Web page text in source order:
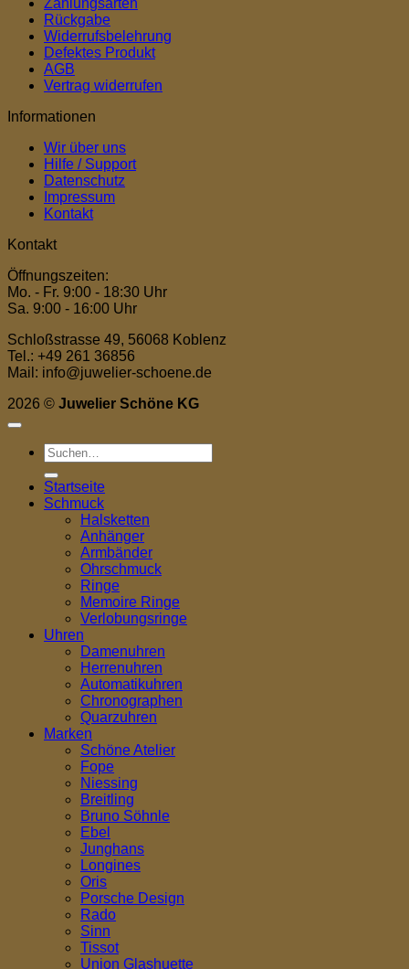
Zahlungsarten
Rückgabe
Widerrufsbelehrung
Defektes Produkt
AGB
Vertrag widerrufen
Informationen
Wir über uns
Hilfe / Support
Datenschutz
Impressum
Kontakt
Kontakt
Öffnungszeiten:
Mo. - Fr. 9:00 - 18:30 Uhr
Sa. 9:00 - 16:00 Uhr
Schloßstrasse 49, 56068 Koblenz
Tel.: +49 261 36856
Mail: info@juwelier-schoene.de
2026 © Juwelier Schöne KG
Suchen
nach:
Startseite
Schmuck
Halsketten
Anhänger
Armbänder
Ohrschmuck
Ringe
Memoire Ringe
Verlobungsringe
Uhren
Damenuhren
Herrenuhren
Automatikuhren
Chronographen
Quarzuhren
Marken
Schöne Atelier
Fope
Niessing
Breitling
Bruno Söhnle
Ebel
Junghans
Longines
Oris
Porsche Design
Rado
Sinn
Tissot
Union Glashuette